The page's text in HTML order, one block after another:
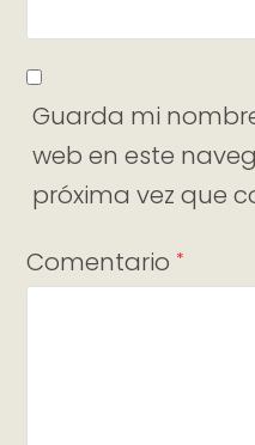
Guarda mi
web en este
próxima vez que
Comentario *